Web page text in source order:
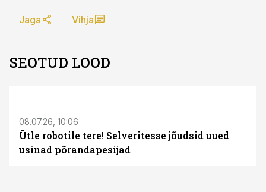
Jaga Vihja
SEOTUD LOOD
08.07.26, 10:06
Ütle robotile tere! Selveritesse jõudsid uued
usinad põrandapesijad